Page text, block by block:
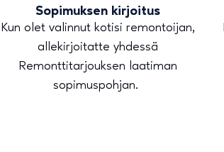
Sopimuksen kirjoitus
Kun olet valinnut kotisi remontoijan,
allekirjoitatte yhdessä
Remonttitarjouksen laatiman
sopimuspohjan.